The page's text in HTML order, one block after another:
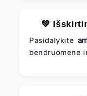
💚
Pasidalykite
bendruomene